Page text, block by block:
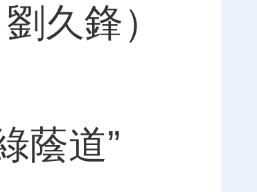
久鋒）